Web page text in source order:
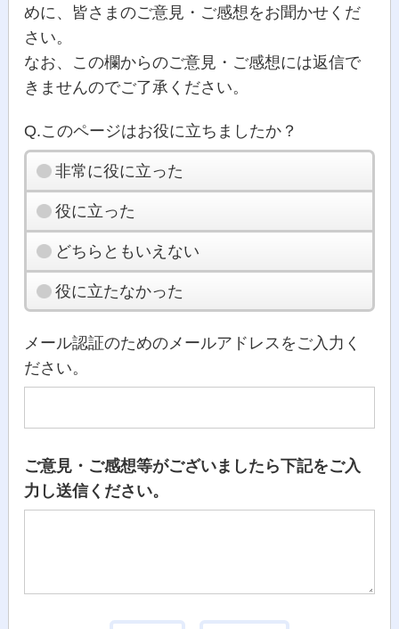
めに、皆さまのご意見・ご感想をお聞かせくだ
さい。
なお、この欄からのご意見・ご感想には返信で
きませんのでご了承ください。
Q.このページはお役に立ちましたか？
非常に役に立った
役に立った
どちらともいえない
役に立たなかった
メール認証のためのメールアドレスをご入力く
ださい。
ご意見・ご感想等がございましたら下記をご入
力し送信ください。